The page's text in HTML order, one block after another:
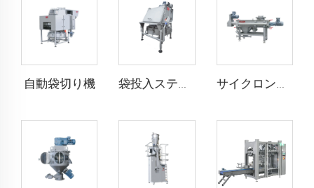
自動袋切り機 袋投入ステーション サイクロン選別機